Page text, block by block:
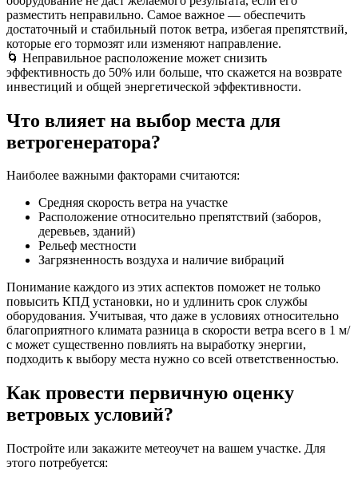
разместить неправильно. Самое важное — обеспечить
достаточный и стабильный поток ветра, избегая препятствий,
которые его тормозят или изменяют направление.
🌀 Неправильное расположение может снизить
эффективность до 50% или больше, что скажется на возврате
инвестиций и общей энергетической эффективности.
Что влияет на выбор места для
ветрогенератора?
Наиболее важными факторами считаются:
Средняя скорость ветра на участке
Расположение относительно препятствий (заборов,
деревьев, зданий)
Рельеф местности
Загрязненность воздуха и наличие вибраций
Понимание каждого из этих аспектов поможет не только
повысить КПД установки, но и удлинить срок службы
оборудования. Учитывая, что даже в условиях относительно
благоприятного климата разница в скорости ветра всего в 1 м/
с может существенно повлиять на выработку энергии,
подходить к выбору места нужно со всей ответственностью.
Как провести первичную оценку
ветровых условий?
Постройте или закажите метеоучет на вашем участке. Для
этого потребуется: